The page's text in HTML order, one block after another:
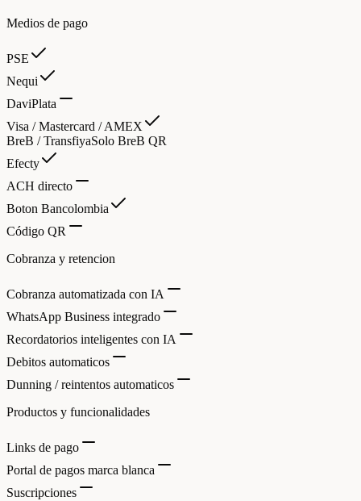
Medios de pago
PSE
Nequi
DaviPlata
Visa / Mastercard / AMEX
BreB / TransfiyaSolo BreB QR
Efecty
ACH directo
Boton Bancolombia
Código QR
Cobranza y retencion
Cobranza automatizada con IA
WhatsApp Business integrado
Recordatorios inteligentes con IA
Debitos automaticos
Dunning / reintentos automaticos
Productos y funcionalidades
Links de pago
Portal de pagos marca blanca
Suscripciones